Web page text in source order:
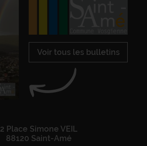
Voir tous les bulletins
2 Place Simone VEIL
88120 Saint-Amé